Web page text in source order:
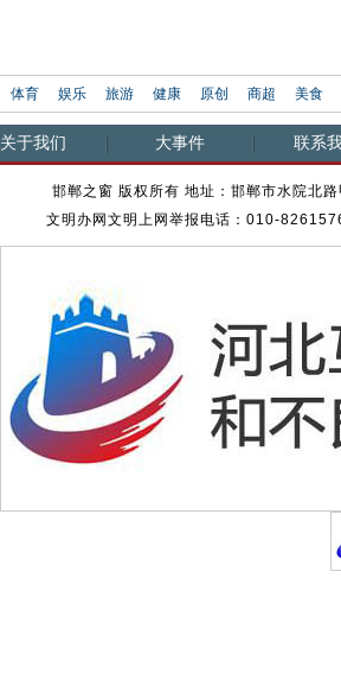
体育 娱乐 旅游 健康 原创 商超 美食
关于我们 大事件 联系
邯郸之窗 版权所有 地址：邯郸市水院北
文明办网文明上网举报电话：010-